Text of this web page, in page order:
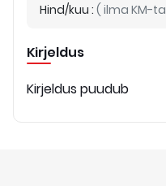
Hind/kuu : ( ilma KM-ta
Kirjeldus
Kirjeldus puudub